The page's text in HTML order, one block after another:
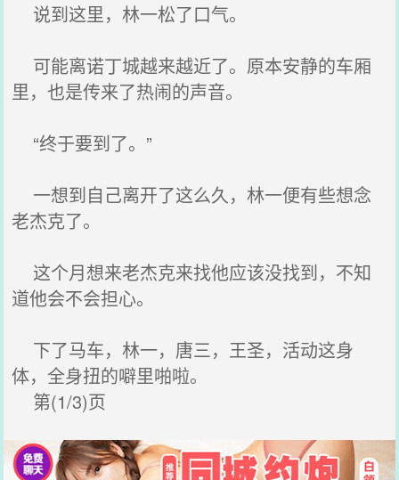
说到这里，林一松了口气。
可能离诺丁城越来越近了。原本安静的车厢
里，也是传来了热闹的声音。
“终于要到了。”
一想到自己离开了这么久，林一便有些想念
老杰克了。
这个月想来老杰克来找他应该没找到，不知
道他会不会担心。
下了马车，林一，唐三，王圣，活动这身
体，全身扭的噼里啪啦。
第(1/3)页